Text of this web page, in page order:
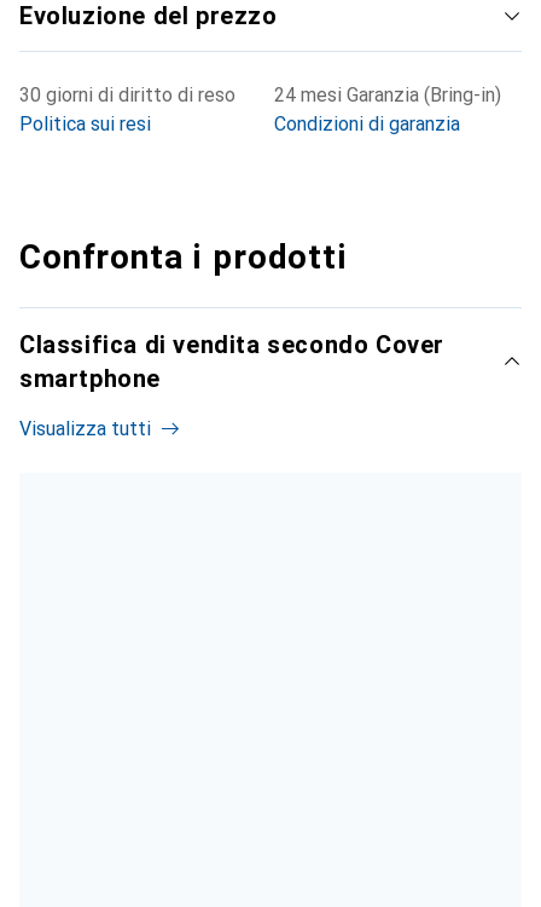
Evoluzione del prezzo
30 giorni di diritto di reso
Politica sui resi
24 mesi Garanzia (Bring-in)
Condizioni di garanzia
Confronta i prodotti
Classifica di vendita secondo Cover
smartphone
Visualizza tutti